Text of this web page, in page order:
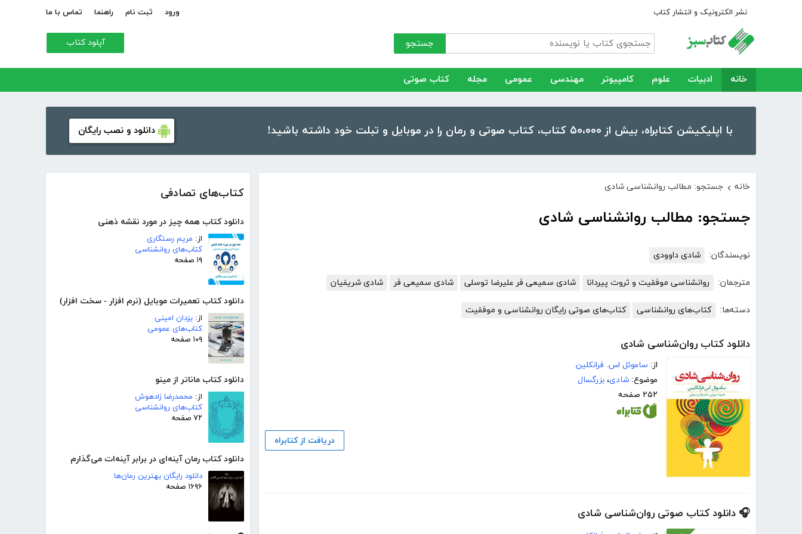
نشر الکترونیک و انتشار کتاب ورود ثبت نام راهنما تماس با ما
جستجو آپلود کتاب
خانه ادبیات علوم کامپیوتر مهندسی عمومی مجله کتاب صوتی
با اپلیکیشن کتابراه، بیش از ۵۰،۰۰۰ کتاب، کتاب صوتی و رمان را در موبایل و تبلت خود داشته باشید! دانلود و نصب رایگان
کتاب‌های تصادفی
دانلود کتاب همه چیز در مورد نقشه ذهنی
از: مریم رستگاری
کتاب‌های روانشناسی
۱۹ صفحه
دانلود کتاب تعمیرات موبایل (نرم افزار - سخت افزار)
از: یزدان امینی
کتاب‌های عمومی
۱۰۹ صفحه
دانلود کتاب ماناتر از مینو
از: محمدرضا زادهوش
کتاب‌های روانشناسی
۷۲ صفحه
دانلود کتاب رمان آینه‌ای در برابر آینه‌ات می‌گذارم
دانلود رایگان بهترین رمان‌ها
۱۶۹۶ صفحه
خانه › جستجو: مطالب روانشناسی شادی
جستجو: مطالب روانشناسی شادی
نویسندگان: شادی داوودی
مترجمان: روانشناسی موفقیت و ثروت پیردانا شادی سمیعی فر علیرضا توسلی شادی سمیعی فر شادی شریفیان
دسته‌ها: کتاب‌های روانشناسی کتاب‌های صوتی رایگان روانشناسی و موفقیت
دانلود کتاب روان‌شناسی شادی
از: ساموئل اس. فرانکلین
موضوع: شادی، بزرگسال
۲۵۲ صفحه
دریافت از کتابراه
🎧 دانلود کتاب صوتی روان‌شناسی شادی